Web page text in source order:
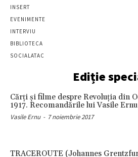
INSERT
EVENIMENTE
INTERVIU
BIBLIOTECA
SOCIALATAC
Ediție
Cărţi şi filme despre Revoluţia din
1917. Recomandările lui Vasile Ernu
Vasile Ernu - 7 noiembrie 2017
TRACEROUTE (Johannes